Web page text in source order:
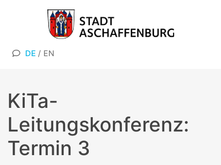
DE / EN
KiTa-
Leitungskonferenz:
Termin 3